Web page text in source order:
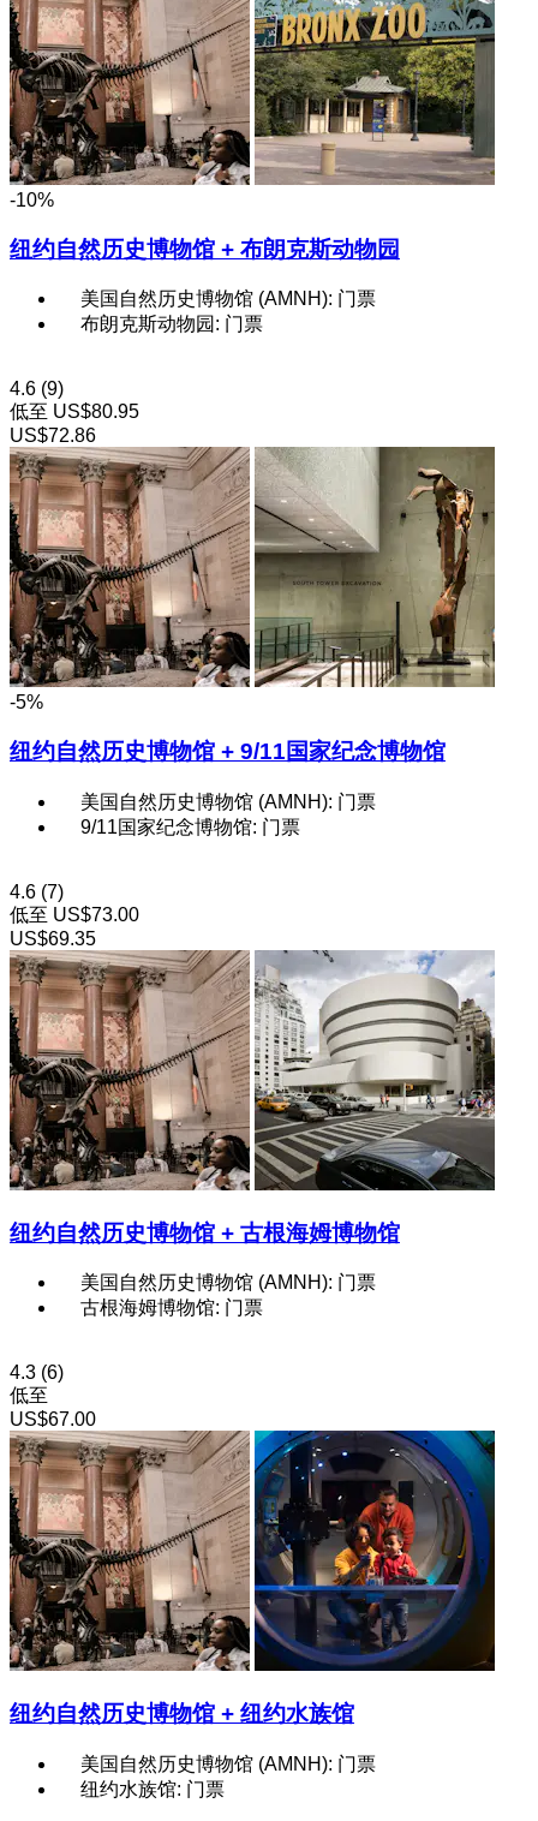
-10%
纽约自然历史博物馆 + 布朗克斯动物园
美国自然历史博物馆 (AMNH): 门票
布朗克斯动物园: 门票
4.6 (9)
低至 US$80.95
US$72.86
-5%
纽约自然历史博物馆 + 9/11国家纪念博物馆
美国自然历史博物馆 (AMNH): 门票
9/11国家纪念博物馆: 门票
4.6 (7)
低至 US$73.00
US$69.35
纽约自然历史博物馆 + 古根海姆博物馆
美国自然历史博物馆 (AMNH): 门票
古根海姆博物馆: 门票
4.3 (6)
低至
US$67.00
纽约自然历史博物馆 + 纽约水族馆
美国自然历史博物馆 (AMNH): 门票
纽约水族馆: 门票